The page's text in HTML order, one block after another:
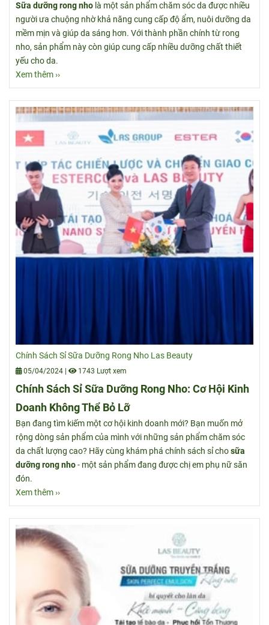
Sữa dưỡng rong nho là một sản phẩm chăm sóc da được nhiều
người ưa chuộng nhờ khả năng cung cấp độ ẩm, nuôi dưỡng da
mềm mịn và giúp da sáng hơn. Với thành phần chính từ rong
nho, sản phẩm này còn giúp cung cấp nhiều dưỡng chất thiết
yếu cho da.
Xem thêm ››
Chính Sách Sỉ Sữa Dưỡng Rong Nho Las Beauty
05/04/2024 1743 Lượt xem
Chính Sách Sỉ Sữa Dưỡng Rong Nho: Cơ Hội Kinh
Doanh Không Thể Bỏ Lỡ
Bạn đang tìm kiếm một cơ hội kinh doanh mới? Bạn muốn mở
rộng dòng sản phẩm của mình với những sản phẩm chăm sóc
da chất lượng cao? Hãy cùng khám phá chính sách sỉ chosữa
dưỡng rong nho- một sản phẩm đang được chị em phụ nữ săn
đón.
Xem thêm ››